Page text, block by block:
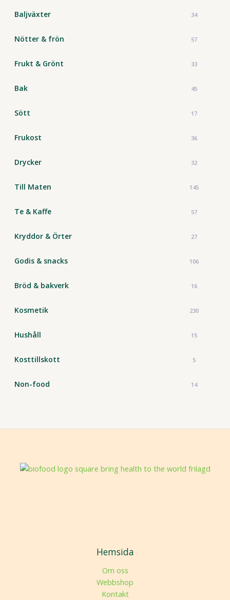
Baljväxter 34
Nötter & frön 57
Frukt & Grönt 33
Bak 45
Sött 17
Frukost 36
Drycker 32
Till Maten 145
Te & Kaffe 57
Kryddor & Örter 27
Godis & snacks 106
Bröd & bakverk 16
Kosmetik 230
Hushåll 15
Kosttillskott 5
Non-food 14
Hemsida
Om oss
Webbshop
Kontakt